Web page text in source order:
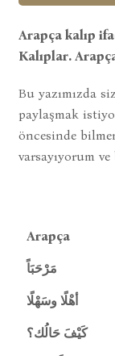
Arapça kalıp
Kalıplar.
Bu yazımızda
paylaşmak
öncesinde
varsayıyorum
Arapça
مَرْحَبَاً
أهْلًا وسَهْلًا
كَيْفَ حَالُك؟